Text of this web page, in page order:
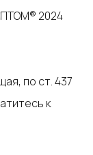
2024
по ст. 437
к